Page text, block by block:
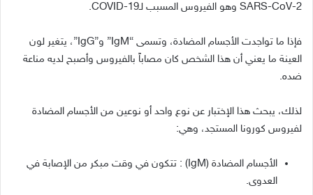
SARS-CoV-2 وهو الفيروس المسبب لـCOVID-19.
فإذا ما تواجدت الأجسام المضادة، وتسمى “IgM” و”IgG”، يتغير لون
العينة ما يعني أن هذا الشخص كان مصاباً بالفيروس وأصبح لديه مناعة
ضده.
لذلك، يبحث هذا الإختبار عن نوع واحد أو نوعين من الأجسام المضادة
لفيروس كورونا المستجد، وهي:
الأجسام المضادة (IgM) : تتكون في وقت مبكر من الإصابة في
العدوى.